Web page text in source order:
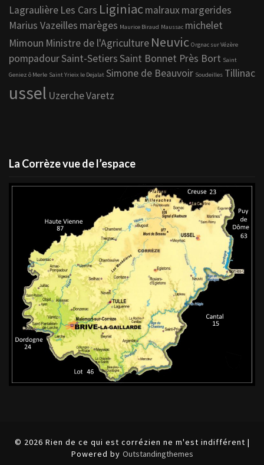
Lagraulière Les Cars Liginiacmalrauxmargerides
Marius Vazeilles marèges Maurice Biraud Maussac michelet
Mimoun Ministre de l'Agriculture Neuvic Orgnac sur Vézère
pompadourSaint-SetiersSaint Bonnet Près Bort Saint
Geniez ô Merle Saint Yrieix le Dejalat Simone de Beauvoir Soudeilles Tillinac
ussel UzercheVaretz
La Corrèze vue de l’espace
© 2026 Rien de ce qui est corrézien ne m'est indifférent |
Powered by Outstandingthemes